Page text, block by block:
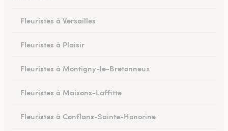
Fleuristes à Versailles
Fleuristes à Plaisir
Fleuristes à Montigny-le-Bretonneux
Fleuristes à Maisons-Laffitte
Fleuristes à Conflans-Sainte-Honorine